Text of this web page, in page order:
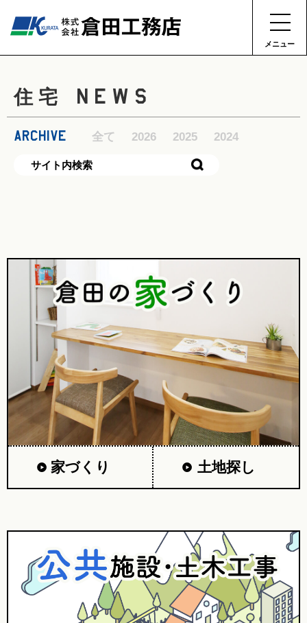
メニュー
住宅 NEWS
ARCHIVE 全て 2026 2025 2024
家づくり 土地探し